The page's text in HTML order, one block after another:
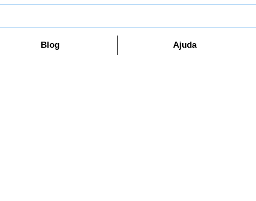
Blog Ajuda